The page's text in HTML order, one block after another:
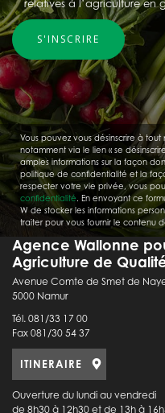
relatives à l’agriculture en
Vous pouvez vous désinscrire à
notamment via le lien « se
amples informations sur la façon
politique de confidentialité et la
respecter votre vie privée, vous
confidentialité. En envoyant ce
W de stocker les informations
traiter pour vous fournir le contenu
Agence Wallonne
Agriculture de
Avenue Comte de Smet de
5000 Namur
Tél. 081/33 17 00
Fax 081/30 54 37
ITINERAIRE
Ouverture du lundi au vendredi
de 8h30 à 12h30 et de 13h à